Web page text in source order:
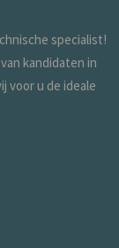
specialist!
kandidaten in
voor u de ideale